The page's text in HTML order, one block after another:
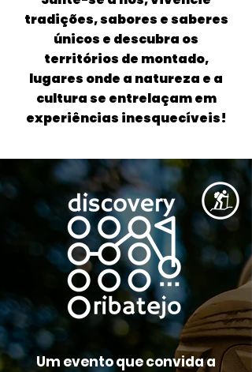
tradições, sabores e saberes
únicos e descubra os
territórios de montado,
lugares onde a natureza e a
cultura se entrelaçam em
experiências inesquecíveis!
Um evento que convida a